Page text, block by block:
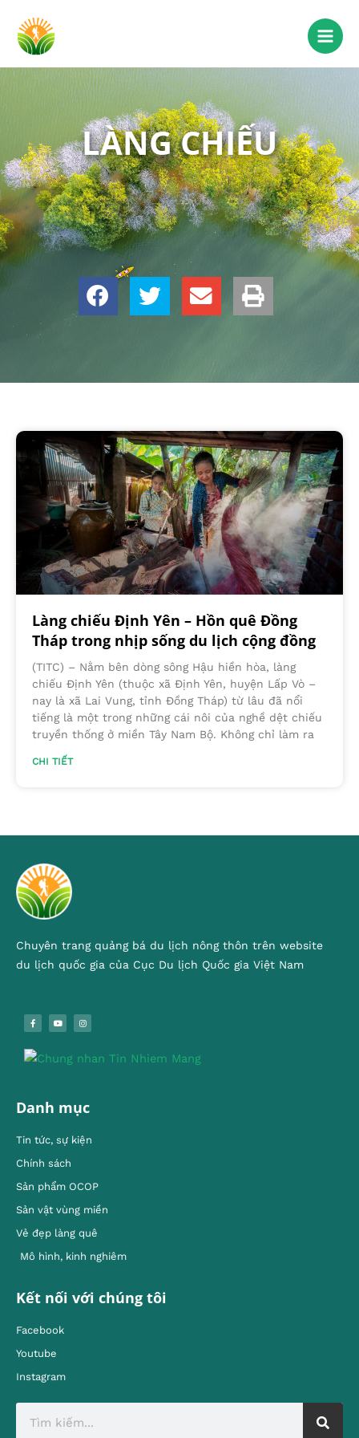
LÀNG CHIẾU
Làng chiếu Định Yên – Hồn quê Đồng
Tháp trong nhịp sống du lịch cộng đồng
(TITC) – Nằm bên dòng sông Hậu hiền hòa, làng
chiếu Định Yên (thuộc xã Định Yên, huyện Lấp Vò –
nay là xã Lai Vung, tỉnh Đồng Tháp) từ lâu đã nổi
tiếng là một trong những cái nôi của nghề dệt chiếu
truyền thống ở miền Tây Nam Bộ. Không chỉ làm ra
CHI TIẾT
Chuyên trang quảng bá du lịch nông thôn trên website
du lịch quốc gia của Cục Du lịch Quốc gia Việt Nam
Danh mục
Tin tức, sự kiện
Chính sách
Sản phẩm OCOP
Sản vật vùng miền
Vẻ đẹp làng quê
Mô hình, kinh nghiêm
Kết nối với chúng tôi
Facebook
Youtube
Instagram